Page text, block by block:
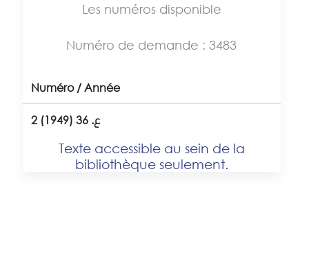
Les numéros disponible
Numéro de demande : 3483
Numéro / Année
2 ع. 36 (1949)
Texte accessible au sein de la
bibliothèque seulement.